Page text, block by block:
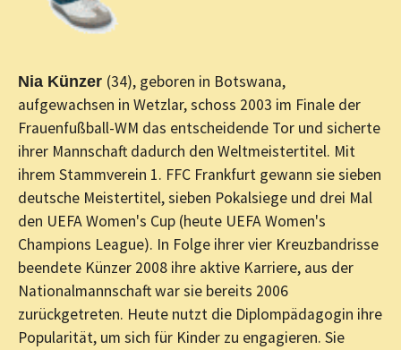
Nia Künzer (34), geboren in Botswana,
aufgewachsen in Wetzlar, schoss 2003 im Finale der
Frauenfußball-WM das entscheidende Tor und sicherte
ihrer Mannschaft dadurch den Weltmeistertitel. Mit
ihrem Stammverein 1. FFC Frankfurt gewann sie sieben
deutsche Meistertitel, sieben Pokalsiege und drei Mal
den UEFA Women's Cup (heute UEFA Women's
Champions League). In Folge ihrer vier Kreuzbandrisse
beendete Künzer 2008 ihre aktive Karriere, aus der
Nationalmannschaft war sie bereits 2006
zurückgetreten. Heute nutzt die Diplompädagogin ihre
Popularität, um sich für Kinder zu engagieren. Sie